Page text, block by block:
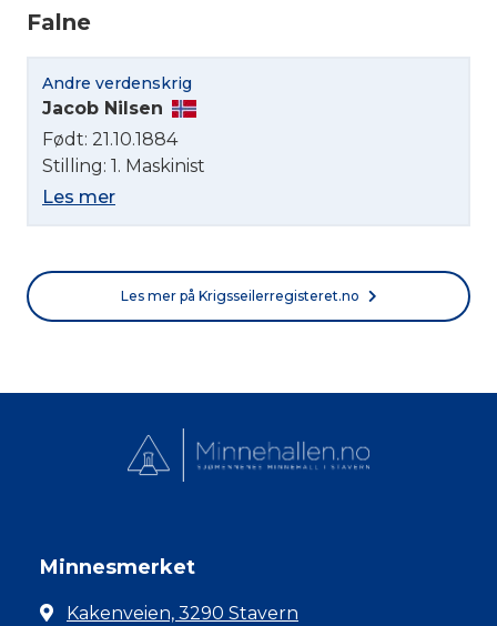
Falne
Andre verdenskrig
Jacob Nilsen
Født: 21.10.1884
Stilling: 1. Maskinist
Les mer
Les mer på Krigsseilerregisteret.no
Minnesmerket
Kakenveien, 3290 Stavern